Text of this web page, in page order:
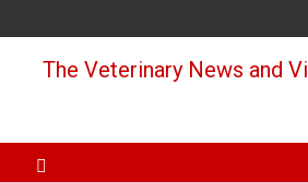
The Veterinary